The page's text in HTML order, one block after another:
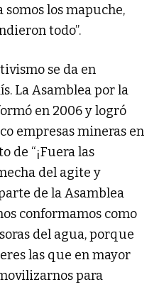
somos los mapuche,
todo”.
se da en
La Asamblea por la
en 2006 y logró
empresas mineras en
de “¡Fuera las
del agite y
de la Asamblea
conformamos como
del agua, porque
las que en mayor
para